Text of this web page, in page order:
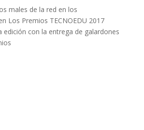
males de la red en los
Los Premios TECNOEDU 2017
edición con la entrega de galardones